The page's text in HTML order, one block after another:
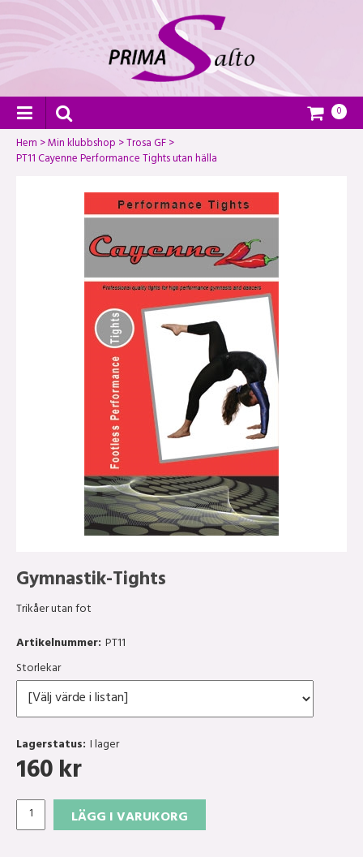
0
Hem >Min klubbshop >Trosa GF>
PT11 Cayenne Performance Tights utan hälla
Gymnastik-Tights
Trikåer utan fot
Artikelnummer: PT11
Storlekar
Lagerstatus: I lager
160kr
LÄGG I VARUKORG